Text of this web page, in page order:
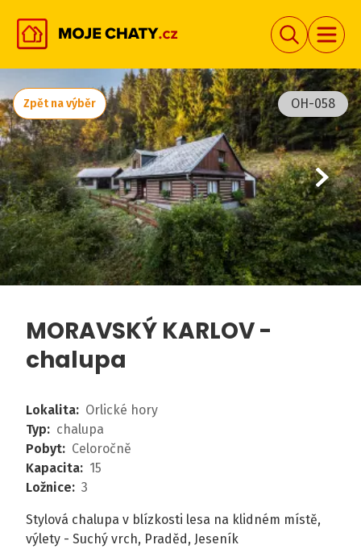
MORAVSKÝ KARLOV -
chalupa
Lokalita: Orlické hory
Typ: chalupa
Pobyt: Celoročně
Kapacita: 15
Ložnice: 3
Stylová chalupa v blízkosti lesa na klidném místě,
výlety - Suchý vrch, Praděd, Jeseník
Zpět na výběr OH-058